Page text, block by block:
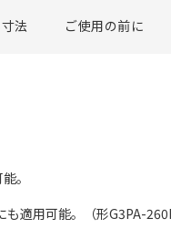
法 ご使用の前に
。
適用可能。（形G3PA-